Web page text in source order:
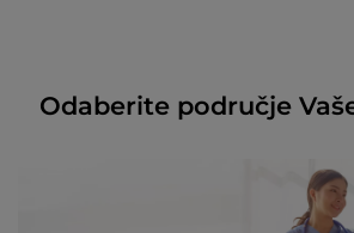
Odaberite područje